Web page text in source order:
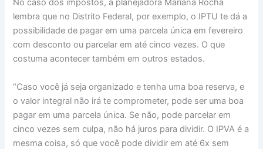
No caso dos impostos, a planejadora Mariana Rocha
lembra que no Distrito Federal, por exemplo, o IPTU te dá a
possibilidade de pagar em uma parcela única em fevereiro
com desconto ou parcelar em até cinco vezes. O que
costuma acontecer também em outros estados.
“Caso você já seja organizado e tenha uma boa reserva, e
o valor integral não irá te comprometer, pode ser uma boa
pagar em uma parcela única. Se não, pode parcelar em
cinco vezes sem culpa, não há juros para dividir. O IPVA é a
mesma coisa, só que você pode dividir em até 6x sem